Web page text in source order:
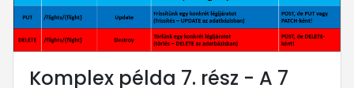
Komplex példa 7. rész - A 7